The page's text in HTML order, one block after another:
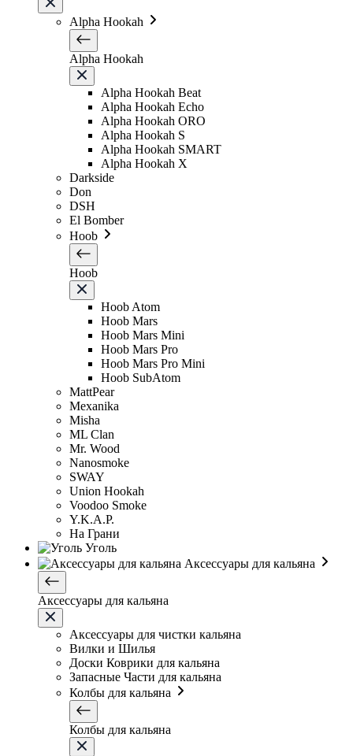
Alpha Hookah
Alpha Hookah
Alpha Hookah Beat
Alpha Hookah Echo
Alpha Hookah ORO
Alpha Hookah S
Alpha Hookah SMART
Alpha Hookah X
Darkside
Don
DSH
El Bomber
Hoob
Hoob
Hoob Atom
Hoob Mars
Hoob Mars Mini
Hoob Mars Pro
Hoob Mars Pro Mini
Hoob SubAtom
MattPear
Mexanika
Misha
ML Clan
Mr. Wood
Nanosmoke
SWAY
Union Hookah
Voodoo Smoke
Y.K.A.P.
На Грани
Уголь
Аксессуары для кальяна
Аксессуары для кальяна
Аксессуары для чистки кальяна
Вилки и Шилья
Доски Коврики для кальяна
Запасные Части для кальяна
Колбы для кальяна
Колбы для кальяна